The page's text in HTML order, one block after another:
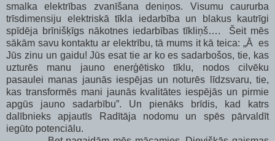
smalka elektrības zvanīšana deniņos. Visumu caururba
trīsdimensiju elektriskā tīkla iedarbība un blakus kautrīgi
spīdēja brīnišķīgs nākotnes iedarbības tīkliņš…. Šeit mēs
sākām savu kontaktu ar elektrību, tā mums it kā teica: „Ā es
Jūs zinu un gaidu! Jūs esat tie ar ko es sadarbošos, tie, kas
uzturēs manu jauno enerģētisko tīklu, nodos cilvēku
pasaulei manas jaunās iespējas un noturēs līdzsvaru, tie,
kas transformēs mani jaunās kvalitātes iespējās un pirmie
apgūs jauno sadarbību”. Un pienāks brīdis, kad katrs
dalībnieks apjautīs Radītāja nodomu un spēs pārvaldīt
iegūto potenciālu.